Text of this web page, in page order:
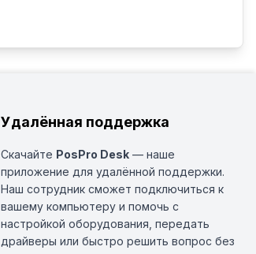
Удалённая поддержка
Скачайте PosPro Desk — наше
приложение для удалённой поддержки.
Наш сотрудник сможет подключиться к
вашему компьютеру и помочь с
настройкой оборудования, передать
драйверы или быстро решить вопрос без